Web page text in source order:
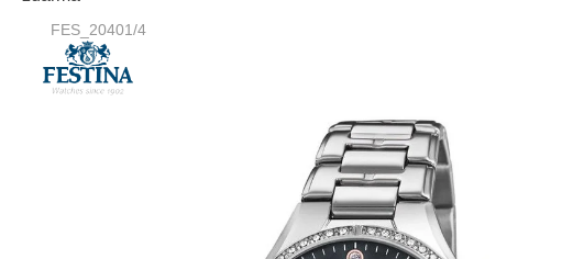
FES_20401/4
Značka:Festina